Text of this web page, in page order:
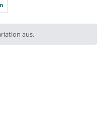
aus.